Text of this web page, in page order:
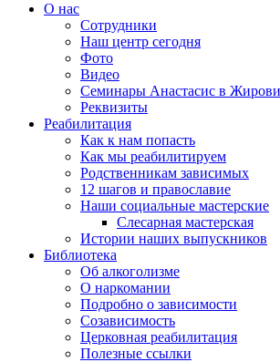
О нас
Сотрудники
Наш центр сегодня
Фото
Видео
Семинары Анастасис в
Реквизиты
Реабилитация
Как к нам попасть
Как мы реабилитируем
Родственникам зависимых
12 шагов и православие
Наши социальные мастерские
Слесарная мастерская
Истории наших выпускников
Библиотека
Об алкоголизме
О наркомании
Подробно о зависимости
Созависимость
Церковная реабилитация
Полезные ссылки